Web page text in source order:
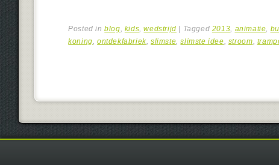
Posted inblog kids ,wedstrijd | Tagged 2013 animatie
koning ,ontdekfabriek,slimste ,slimste idee stroom